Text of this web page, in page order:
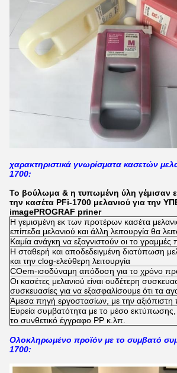
χαρακτηριστικά γνωρίσματα κασετών
1700:
Το βούλωμα & η τυπωμένη ύλη γέμισαν
την κασέτα PFi-1700 μελανιού για την
imagePROGRAF priner
Η γεμισμένη εκ των προτέρων κασέτα
επίπεδα μελανιού και άλλη λειτουργία θα
Καμία ανάγκη να εξαγνιστούν οι το γραμμές
Η σταθερή και αποδεδειγμένη διατύπωση
και την clog-ελεύθερη λειτουργία
COem-ισοδύναμη απόδοση για το χρόνο
Οι κασέτες μελανιού είναι ουδέτερη
συσκευασίες για να εξασφαλίσουμε ότι τα
Άμεσα πηγή εργοστασίων, με την αξιόπιστη
Ευρεία συμβατότητα με το μέσο
το συνθετικό έγγραφο PP κ.λπ.
Ολοκληρωμένο προϊόν με το συμβατό
1700: